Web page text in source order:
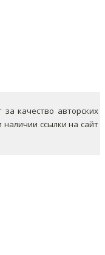
качество авторских
ссылки на сайт